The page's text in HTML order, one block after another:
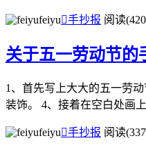
feiyu手抄报 阅读
关于五一劳动节的
1、首先写上大大的五一劳
装饰。 4、接着在空白处画
feiyu手抄报 阅读